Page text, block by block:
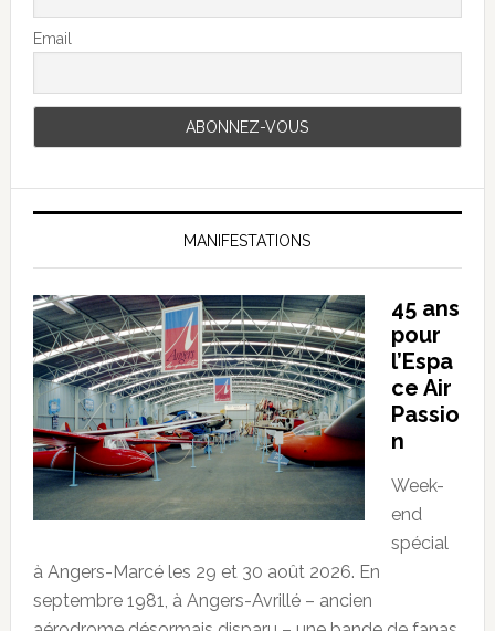
Email
MANIFESTATIONS
45 ans
pour
l’Espa
ce Air
Passio
n
Week-
end
spécial
à Angers-Marcé les 29 et 30 août 2026. En
septembre 1981, à Angers-Avrillé – ancien